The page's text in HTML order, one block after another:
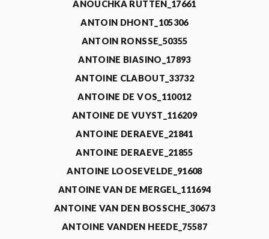
ANOUCHKA RUTTEN_17661
ANTOIN DHONT_105306
ANTOIN RONSSE_50355
ANTOINE BIASINO_17893
ANTOINE CLABOUT_33732
ANTOINE DE VOS_110012
ANTOINE DE VUYST_116209
ANTOINE DERAEVE_21841
ANTOINE DERAEVE_21855
ANTOINE LOOSEVELDE_91608
ANTOINE VAN DE MERGEL_111694
ANTOINE VAN DEN BOSSCHE_30673
ANTOINE VANDEN HEEDE_75587